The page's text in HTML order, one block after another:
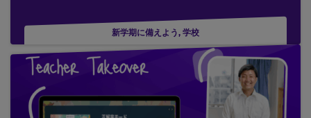
新学期に備えよう, 学校